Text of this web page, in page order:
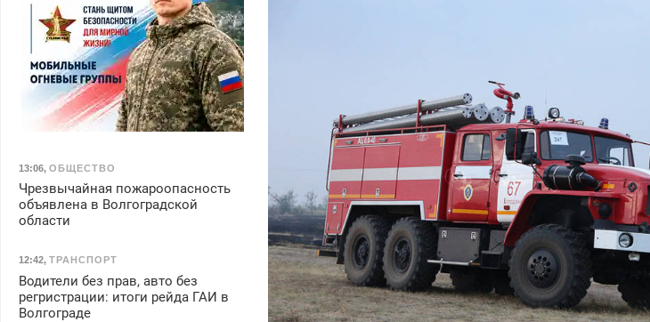
13:06, ОБЩЕСТВО
Чрезвычайная пожароопасность
объявлена в Волгоградской
области
12:42, ТРАНСПОРТ
Водители без прав, авто без
регристрации: итоги рейда ГАИ в
Волгограде